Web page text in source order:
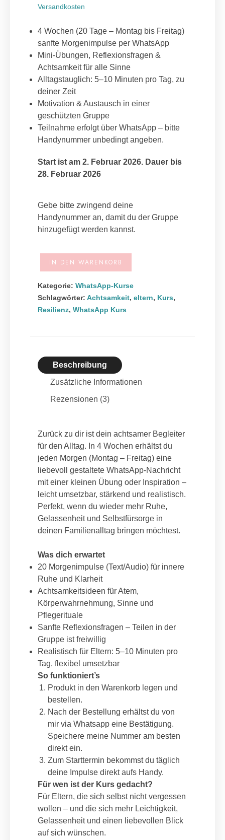
Versandkosten
4 Wochen (20 Tage – Montag bis Freitag)
sanfte Morgenimpulse per WhatsApp
Mini-Übungen, Reflexionsfragen &
Achtsamkeit für alle Sinne
Alltagstauglich: 5–10 Minuten pro Tag, zu
deiner Zeit
Motivation & Austausch in einer
geschützten Gruppe
Teilnahme erfolgt über WhatsApp – bitte
Handynummer unbedingt angeben.
Start ist am 2. Februar 2026. Dauer bis
28. Februar 2026
Gebe bitte zwingend deine
Handynummer an, damit du der Gruppe
hinzugefügt werden kannst.
IN DEN WARENKORB
t
e
e
Kategorie: WhatsApp-Kurse
Schlagwörter: Achtsamkeit, eltern, Kurs,
Resilienz, WhatsApp Kurs
Beschreibung
Zusätzliche Informationen
Rezensionen (3)
Zurück zu dir ist dein achtsamer Begleiter
für den Alltag. In 4 Wochen erhältst du
jeden Morgen (Montag – Freitag) eine
liebevoll gestaltete WhatsApp-Nachricht
mit einer kleinen Übung oder Inspiration –
leicht umsetzbar, stärkend und realistisch.
Perfekt, wenn du wieder mehr Ruhe,
Gelassenheit und Selbstfürsorge in
deinen Familienalltag bringen möchtest.
Was dich erwartet
20 Morgenimpulse (Text/Audio) für innere
Ruhe und Klarheit
Achtsamkeitsideen für Atem,
Körperwahrnehmung, Sinne und
Pflegerituale
Sanfte Reflexionsfragen – Teilen in der
Gruppe ist freiwillig
Realistisch für Eltern: 5–10 Minuten pro
Tag, flexibel umsetzbar
So funktioniert’s
Produkt in den Warenkorb legen und
bestellen.
Nach der Bestellung erhältst du von
mir via Whatsapp eine Bestätigung.
Speichere meine Nummer am besten
direkt ein.
Zum Starttermin bekommst du täglich
deine Impulse direkt aufs Handy.
Für wen ist der Kurs gedacht?
Für Eltern, die sich selbst nicht vergessen
wollen – und die sich mehr Leichtigkeit,
Gelassenheit und einen liebevollen Blick
auf sich wünschen.